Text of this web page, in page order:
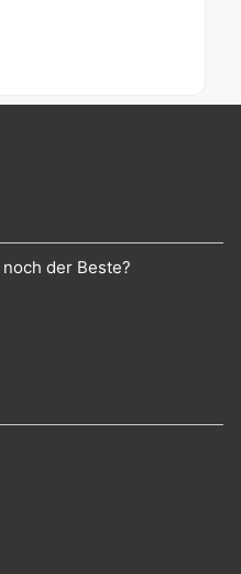
der Beste?